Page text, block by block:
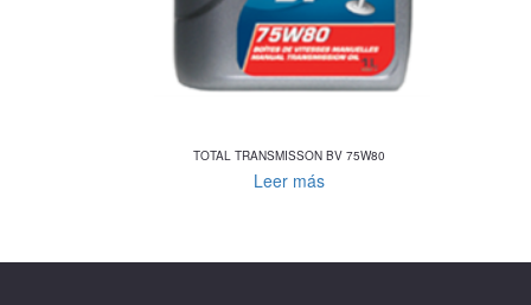
TOTAL TRANSMISSON BV 75W80
Leer más